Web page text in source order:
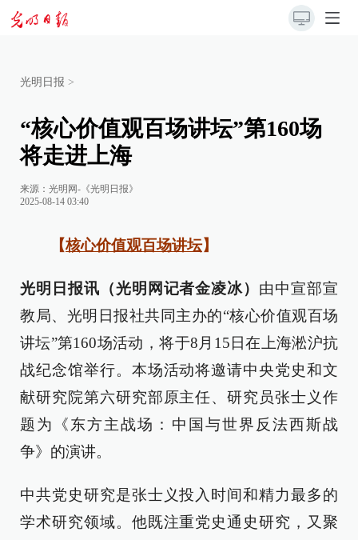
光明日报 >
“核心价值观百场讲坛”第160场
将走进上海
来源： 光明网-《光明日报》
2025-08-14 03:40
【核心价值观百场讲坛】
光明日报讯（光明网记者金凌冰） 由中宣部宣
教局、光明日报社共同主办的“核心价值观百场
讲坛”第160场活动，将于8月15日在上海淞沪抗
战纪念馆举行。本场活动将邀请中央党史和文
献研究院第六研究部原主任、研究员张士义作
题为《东方主战场：中国与世界反法西斯战
争》的演讲。
中共党史研究是张士义投入时间和精力最多的
学术研究领域。他既注重党史通史研究，又聚